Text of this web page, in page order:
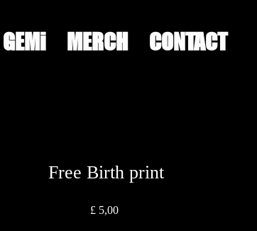
GEMi MERCH CONTACT
Free Birth print
£ 5,00Prijs